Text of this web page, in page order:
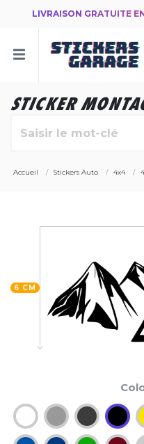
LIVRAISON GRATUITE
STICKER
Accueil Stickers Auto 4x4
6 CM